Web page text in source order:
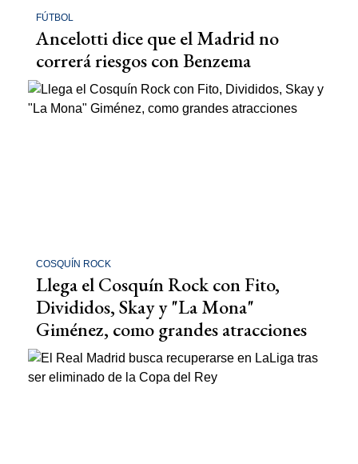
FÚTBOL
Ancelotti dice que el Madrid no
correrá riesgos con Benzema
COSQUÍN ROCK
Llega el Cosquín Rock con Fito,
Divididos, Skay y "La Mona"
Giménez, como grandes atracciones